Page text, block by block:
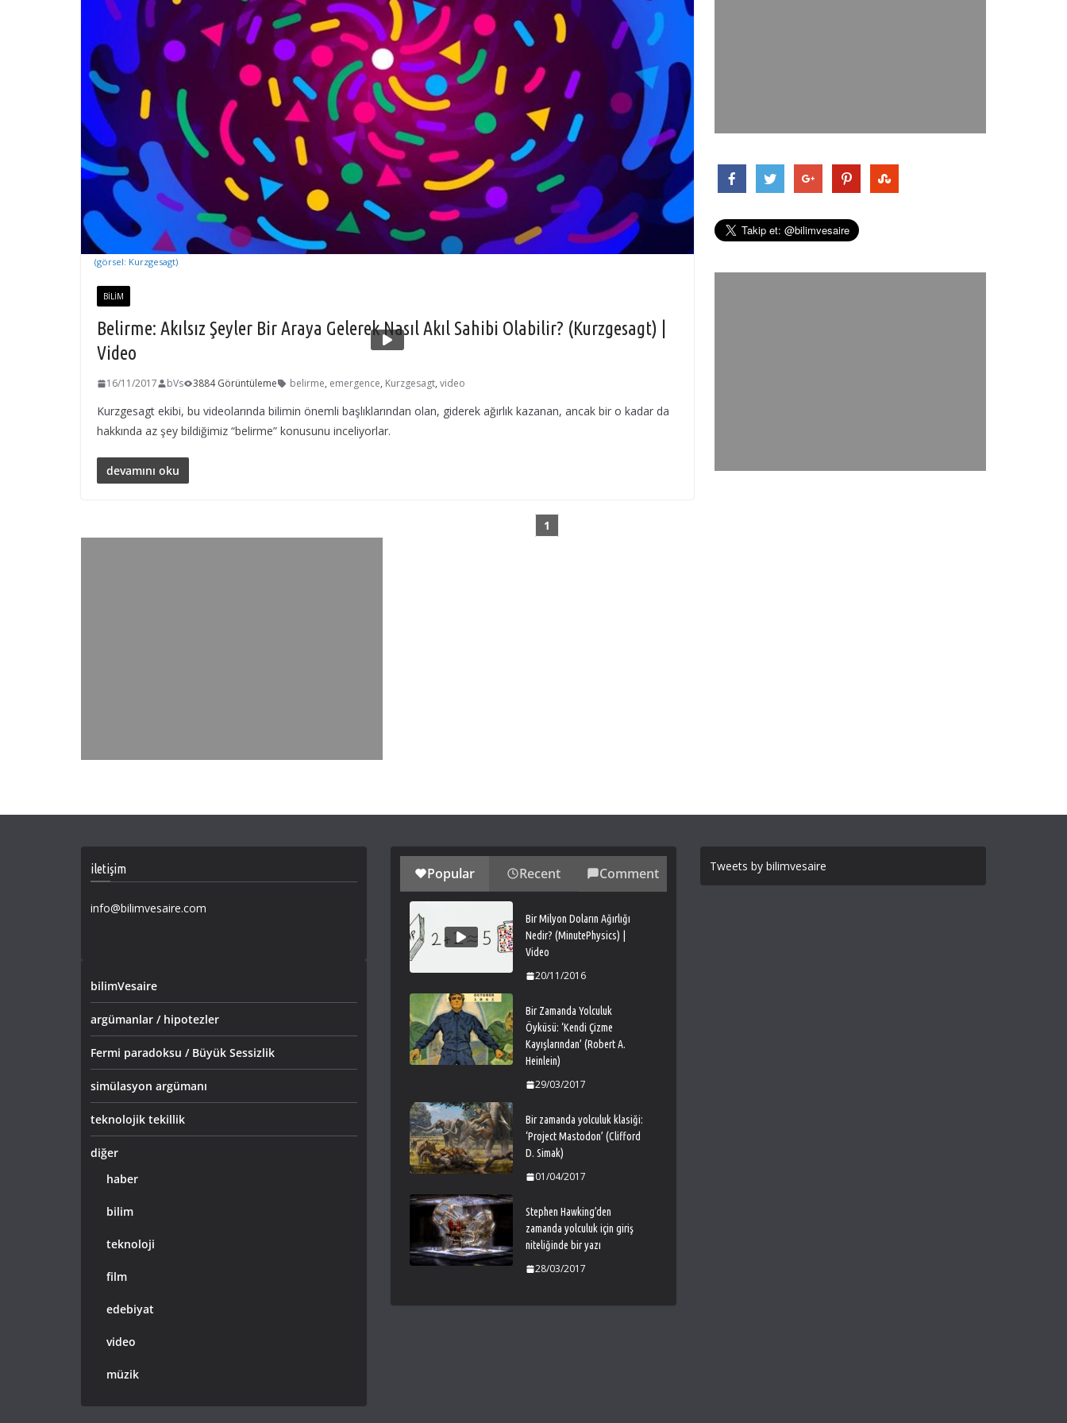
(görsel: Kurzgesagt)
BILIM
Belirme: Akılsız Şeyler Bir Araya Gelerek Nasıl Akıl Sahibi Olabilir? (Kurzgesagt) |
Video
16/11/2017 bVs 3884 Görüntüleme belirme, emergence, Kurzgesagt, video
Kurzgesagt ekibi, bu videolarında bilimin önemli başlıklarından olan, giderek ağırlık kazanan, ancak bir o kadar da
hakkında az şey bildiğimiz “belirme” konusunu inceliyorlar.
devamını oku
1
iletişim
info@bilimvesaire.com
bilimVesaire
argümanlar / hipotezler
Fermi paradoksu / Büyük Sessizlik
simülasyon argümanı
teknolojik tekillik
diğer
haber
bilim
teknoloji
film
edebiyat
video
müzik
Popular Recent Comment
Bir Milyon Doların Ağırlığı
Nedir? (MinutePhysics) |
Video
20/11/2016
Bir Zamanda Yolculuk
Öyküsü: ‘Kendi Çizme
Kayışlarından’ (Robert A.
Heinlein)
29/03/2017
Bir zamanda yolculuk klasiği:
‘Project Mastodon’ (Clifford
D. Simak)
01/04/2017
Stephen Hawking’den
zamanda yolculuk için giriş
niteliğinde bir yazı
28/03/2017
Tweets by bilimvesaire